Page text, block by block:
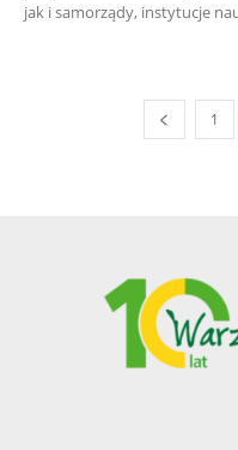
jak i samorządy, instytucje
1